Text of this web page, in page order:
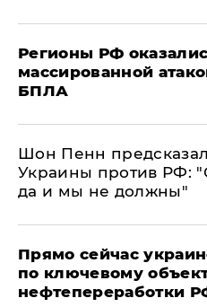
Регионы РФ
массированной
БПЛА
Шон Пенн
Украины против РФ:
да и мы не должны"
Прямо сейчас
по ключевому
нефтепереработки